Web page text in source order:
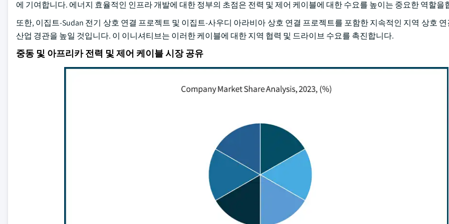
에 기여합니다. 에너지 효율적인 인프라 개발에 대한 정부의 초점은 전력 및 제어 케이블에 대한 수요를 높이는 중요한 역할을
또한, 이집트-Sudan 전기 상호 연결 프로젝트 및 이집트-사우디 아라비아 상호 연결 프로젝트를 포함한 지속적인 지역 상호
산업 경관을 높일 것입니다. 이 이니셔티브는 이러한 케이블에 대한 지역 협력 및 드라이브 수요를 촉진합니다.
중동 및 아프리카 전력 및 제어 케이블 시장 공유